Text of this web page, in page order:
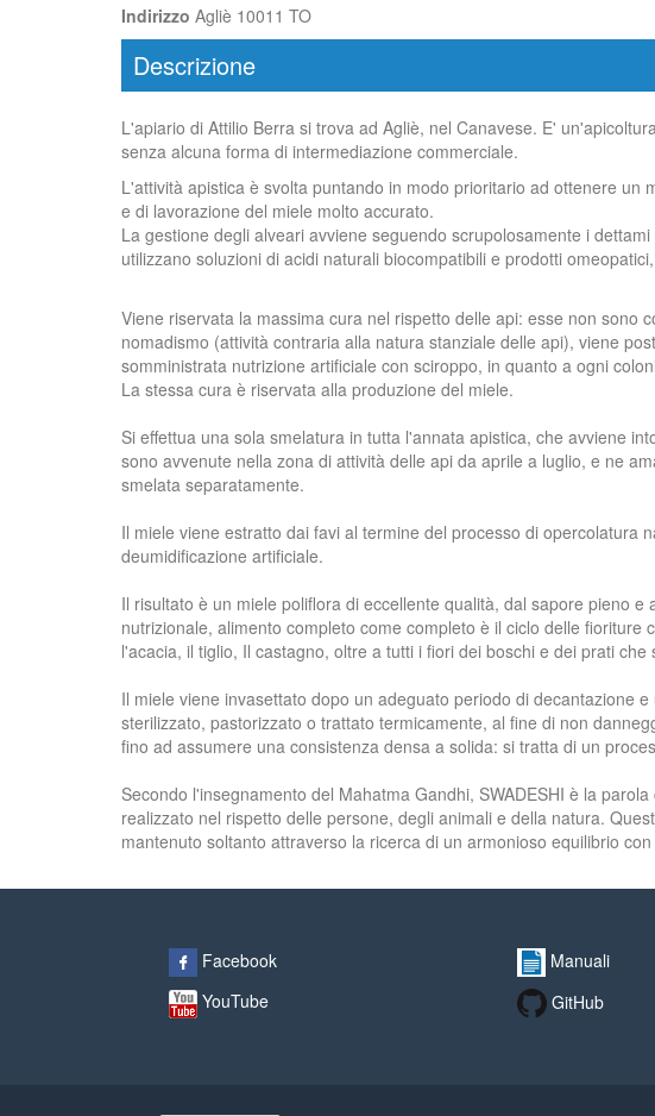
Indirizzo Agliè 10011 TO
Descrizione
L'apiario di Attilio Berra si trova ad Agliè, nel Canavese. E'
senza alcuna forma di intermediazione commerciale.
L'attività apistica è svolta puntando in modo prioritario ad ottenere
e di lavorazione del miele molto accurato.
La gestione degli alveari avviene seguendo scrupolosamente i
utilizzano soluzioni di acidi naturali biocompatibili e prodotti
Viene riservata la massima cura nel rispetto delle api: esse non sono
nomadismo (attività contraria alla natura stanziale delle api), viene
somministrata nutrizione artificiale con sciroppo, in quanto a ogni
La stessa cura è riservata alla produzione del miele.
Si effettua una sola smelatura in tutta l'annata apistica, che avviene
sono avvenute nella zona di attività delle api da aprile a luglio, e ne
smelata separatamente.
Il miele viene estratto dai favi al termine del processo di
deumidificazione artificiale.
Il risultato è un miele poliflora di eccellente qualità, dal sapore pieno
nutrizionale, alimento completo come completo è il ciclo delle
l'acacia, il tiglio, Il castagno, oltre a tutti i fiori dei boschi e dei prati che
Il miele viene invasettato dopo un adeguato periodo di decantazione
sterilizzato, pastorizzato o trattato termicamente, al fine di non
fino ad assumere una consistenza densa a solida: si tratta di un
Secondo l'insegnamento del Mahatma Gandhi, SWADESHI è la
realizzato nel rispetto delle persone, degli animali e della natura.
mantenuto soltanto attraverso la ricerca di un armonioso equilibrio
Facebook
YouTube
Manuali
GitHub